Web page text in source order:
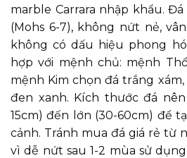
marble Carrara nhập khẩu.
(Mohs 6-7), không nứt nẻ,
không có dấu hiệu phong
hợp với mệnh chủ: mệnh
mệnh Kim chọn đá trắng
đen xanh. Kích thước đá
15cm) đến lớn (30-60cm) để
cảnh. Tránh mua đá giá rẻ từ
vì dễ nứt sau 1-2 mùa sử